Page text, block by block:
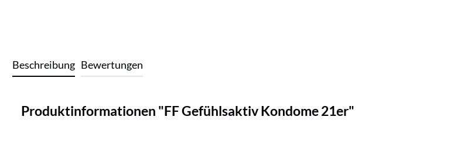
Beschreibung Bewertungen
Produktinformationen "FF Gefühlsaktiv Kondome 21er"